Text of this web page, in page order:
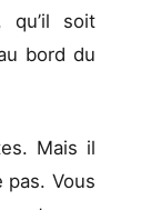
qu’il soit
bord du
Mais il
pas. Vous